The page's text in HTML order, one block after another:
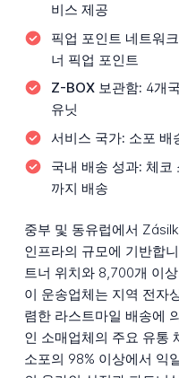
비스 제공
픽업 포인트 네트워
너 픽업 포인트
Z-BOX 보관함: 4개
유닛
서비스 국가: 소포 배
국내 배송 성과: 체코
까지 배송
중부 및 동유럽에서
인프라의 규모에 기반합
트너 위치와 8,700개 이
이 운송업체는 지역 전자
렴한 라스트마일 배송에
인 소매업체의 주요 유통
소포의 98% 이상에서 익